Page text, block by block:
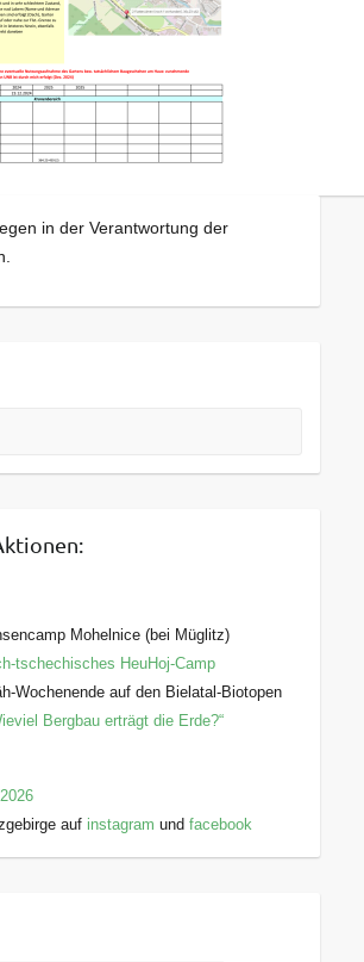
in der Verantwortung der
Mohelnice (bei Müglitz)
tschechisches HeuHoj-Camp
Wochenende auf den Bielatal-Biotopen
Bergbau erträgt die Erde?“
auf instagram undfacebook